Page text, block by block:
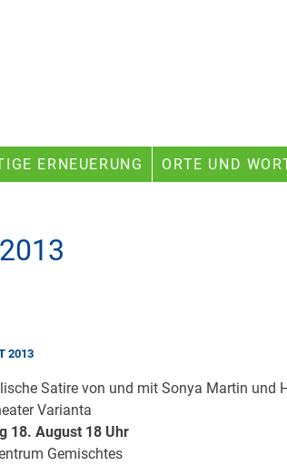
ERNEUERUNG ORTE UND
2013
Satire von und mit Sonya Martin und
Varianta
18. August 18 Uhr
Gemischtes